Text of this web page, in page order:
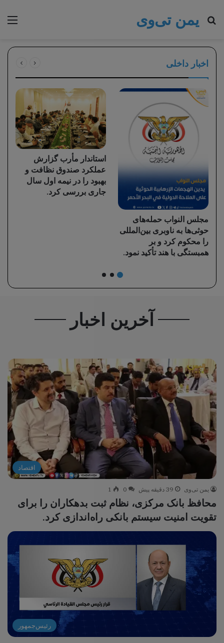
یمن تی‌وی
جستجو برای
اخبار داخلی
مجلس النواب حمله‌های
حوثی‌ها به ناوبری بین‌المللی
را محکوم کرد و بر
همبستگی با هند تأکید نمود.
استاندار مأرب گزارش
عملکرد صندوق نظافت و
بهبود را در نیمه اول سال
جاری بررسی کرد.
آخرین اخبار
اقتصاد
یمن تی‌وی 39 دقیقه پیش 0
1
محافظ بانک مرکزی، نظام ثبت بدهکاران را برای
تقویت امنیت سیستم بانکی راه‌اندازی کرد.
رئیس‌جمهور